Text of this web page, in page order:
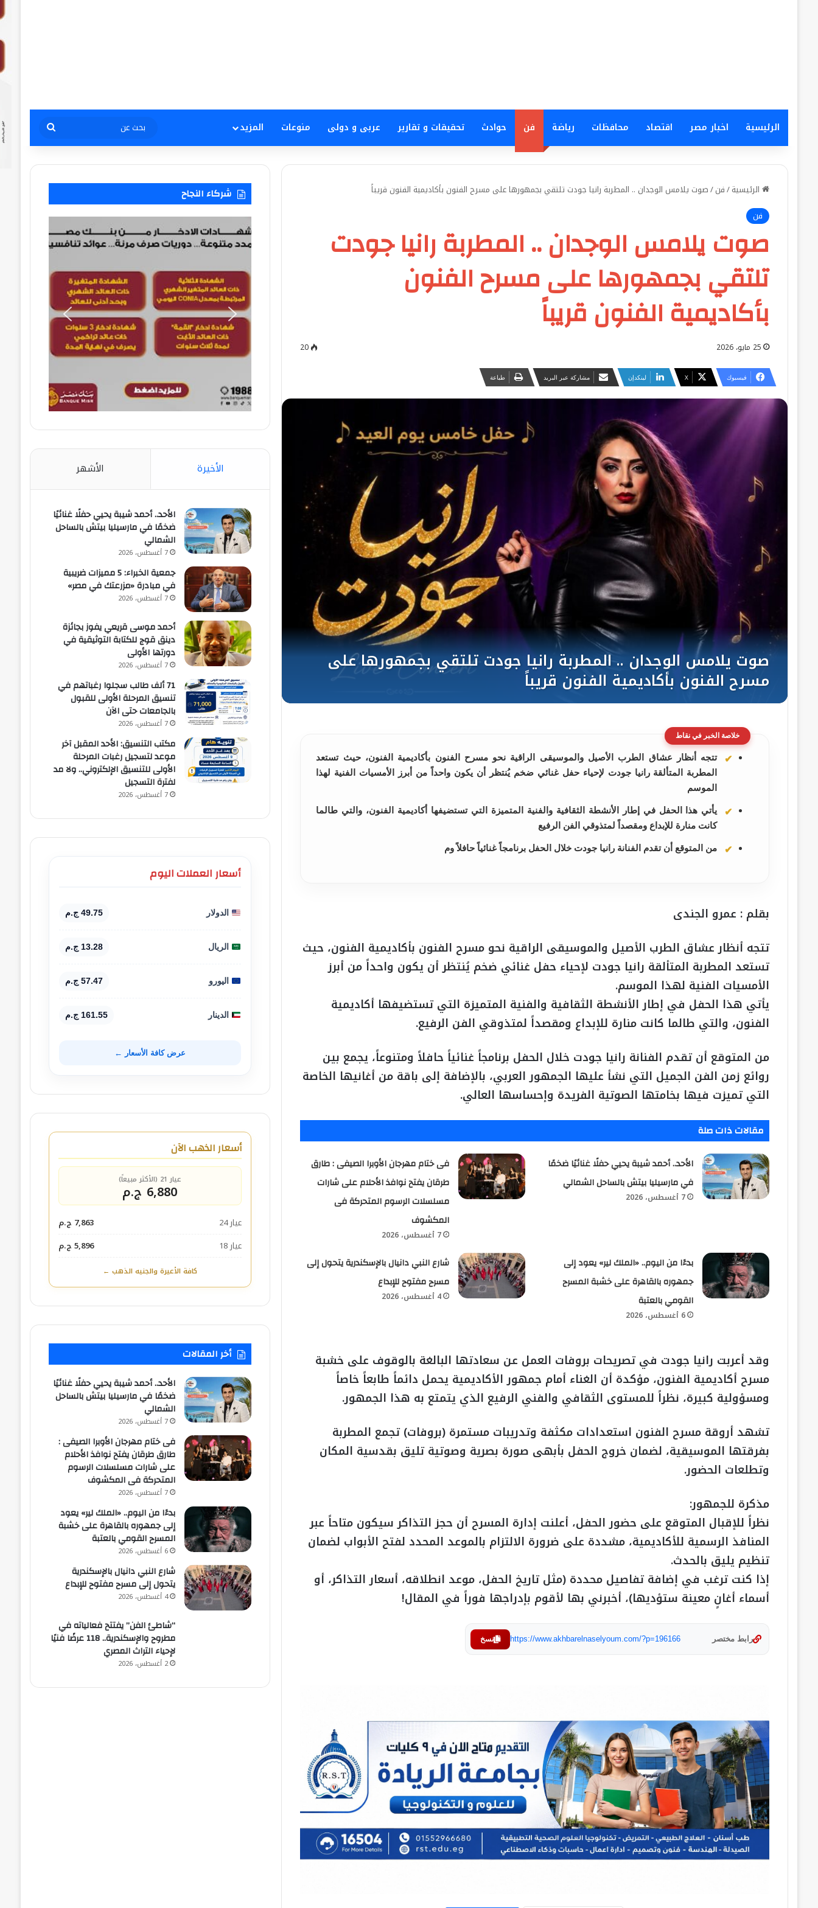
الرئيسية اخبار مصر اقتصاد محافظات رياضة فن حوادث تحقيقات و تقارير عربى و دولى منوعات المزيد
بحث
عن
الرئيسية/فن/​صوت يلامس الوجدان .. المطربة رانيا جودت تلتقي بجمهورها على مسرح الفنون بأكاديمية الفنون قريباً
فن
​صوت يلامس الوجدان .. المطربة رانيا جودت
تلتقي بجمهورها على مسرح الفنون
بأكاديمية الفنون قريباً
25 مايو، 2026 20
فيسبوك ‫X لينكدإن مشاركة عبر البريد طباعة
خلاصة الخبر في نقاط
تتجه أنظار عشاق الطرب الأصيل والموسيقى الراقية نحو مسرح الفنون بأكاديمية الفنون، حيث تستعد
المطربة المتألقة رانيا جودت لإحياء حفل غنائي ضخم يُنتظر أن يكون واحداً من أبرز الأمسيات الفنية لهذا
الموسم
​يأتي هذا الحفل في إطار الأنشطة الثقافية والفنية المتميزة التي تستضيفها أكاديمية الفنون، والتي طالما
كانت منارة للإبداع ومقصداً لمتذوقي الفن الرفيع
من المتوقع أن تقدم الفنانة رانيا جودت خلال الحفل برنامجاً غنائياً حافلاً وم
بقلم : عمرو الجندى
تتجه أنظار عشاق الطرب الأصيل والموسيقى الراقية نحو مسرح الفنون بأكاديمية الفنون، حيث
تستعد المطربة المتألقة رانيا جودت لإحياء حفل غنائي ضخم يُنتظر أن يكون واحداً من أبرز
الأمسيات الفنية لهذا الموسم.
​يأتي هذا الحفل في إطار الأنشطة الثقافية والفنية المتميزة التي تستضيفها أكاديمية
الفنون، والتي طالما كانت منارة للإبداع ومقصداً لمتذوقي الفن الرفيع.
من المتوقع أن تقدم الفنانة رانيا جودت خلال الحفل برنامجاً غنائياً حافلاً ومتنوعاً، يجمع بين
روائع زمن الفن الجميل التي نشأ عليها الجمهور العربي، بالإضافة إلى باقة من أغانيها الخاصة
التي تميزت فيها بخامتها الصوتية الفريدة وإحساسها العالي.
مقالات ذات صلة
الأحد.. أحمد شيبة يحيي حفلًا غنائيًا ضخمًا
في مارسيليا بيتش بالساحل الشمالي
7 أغسطس، 2026
فى ختام مهرجان الأوبرا الصيفى : طارق
طرقان يفتح نوافذ الأحلام على شارات
مسلسلات الرسوم المتحركة فى
المكشوف
7 أغسطس، 2026
بدءًا من اليوم.. «الملك لير» يعود إلى
جمهوره بالقاهرة على خشبة المسرح
القومي بالعتبة
6 أغسطس، 2026
شارع النبي دانيال بالإسكندرية يتحول إلى
مسرح مفتوح للإبداع
4 أغسطس، 2026
​وقد أعربت رانيا جودت في تصريحات بروفات العمل عن سعادتها البالغة بالوقوف على خشبة
مسرح أكاديمية الفنون، مؤكدة أن الغناء أمام جمهور الأكاديمية يحمل دائماً طابعاً خاصاً
ومسؤولية كبيرة، نظراً للمستوى الثقافي والفني الرفيع الذي يتمتع به هذا الجمهور.
تشهد أروقة مسرح الفنون استعدادات مكثفة وتدريبات مستمرة (بروفات) تجمع المطربة
بفرقتها الموسيقية، لضمان خروج الحفل بأبهى صورة بصرية وصوتية تليق بقدسية المكان
وتطلعات الحضور.
​مذكرة للجمهور:
نظراً للإقبال المتوقع على حضور الحفل، أعلنت إدارة المسرح أن حجز التذاكر سيكون متاحاً عبر
المنافذ الرسمية للأكاديمية، مشددة على ضرورة الالتزام بالموعد المحدد لفتح الأبواب لضمان
تنظيم يليق بالحدث.
​إذا كنت ترغب في إضافة تفاصيل محددة (مثل تاريخ الحفل، موعد انطلاقه، أسعار التذاكر، أو
أسماء أغانٍ معينة ستؤديها)، أخبرني بها لأقوم بإدراجها فوراً في المقال!
رابط مختصر https://www.akhbarelnaselyoum.com/?p=196166 نسخ
غدًا الاثنين.. المجلس الأعلى للثقافة ينعقد
للتصويت على جوائز الدولة لعام 2026
إفتتاح”المهرجان القومي للمسرح المصري” في
دورته الـ19 وتكريم عددًا من رواد الحركة
المسرحية
شركاء النجاح
الأخيرة الأشهر
الأحد.. أحمد شيبة يحيي حفلًا غنائيًا
ضخمًا في مارسيليا بيتش بالساحل
الشمالي
7 أغسطس، 2026
جمعية الخبراء: 5 مميزات ضريبية
في مبادرة «مزرعتك في مصر»
7 أغسطس، 2026
أحمد موسى قريعي يفوز بجائزة
دينق قوج للكتابة التوثيقية في
دورتها الأولى
7 أغسطس، 2026
71 ألف طالب سجلوا رغباتهم في
تنسيق المرحلة الأولى للقبول
بالجامعات حتى الآن
7 أغسطس، 2026
مكتب التنسيق: الأحد المقبل آخر
موعد لتسجيل رغبات المرحلة
الأولى للتنسيق الإلكتروني.. ولا مد
لفترة التسجيل
7 أغسطس، 2026
أسعار العملات اليوم
الدولار 49.75 ج.م
الريال 13.28 ج.م
اليورو 57.47 ج.م
الدينار 161.55 ج.م
عرض كافة الأسعار ←
أسعار الذهب الآن
عيار 21 (الأكثر مبيعاً)
6,880 ج.م
عيار 24
7,863 ج.م
عيار 18
5,896 ج.م
كافة الأعيرة والجنيه الذهب ←
أخر المقالات
الأحد.. أحمد شيبة يحيي حفلًا غنائيًا
ضخمًا في مارسيليا بيتش بالساحل
الشمالي
7 أغسطس، 2026
فى ختام مهرجان الأوبرا الصيفى :
طارق طرقان يفتح نوافذ الأحلام
على شارات مسلسلات الرسوم
المتحركة فى المكشوف
7 أغسطس، 2026
بدءًا من اليوم.. «الملك لير» يعود
إلى جمهوره بالقاهرة على خشبة
المسرح القومي بالعتبة
6 أغسطس، 2026
شارع النبي دانيال بالإسكندرية
يتحول إلى مسرح مفتوح للإبداع
4 أغسطس، 2026
“شاطئ الفن” يفتتح فعالياته في
مطروح والإسكندرية.. 118 عرضًا فنيًا
لإحياء التراث المصري
2 أغسطس، 2026